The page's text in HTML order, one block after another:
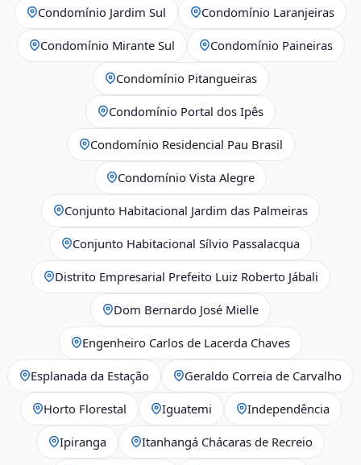
Condomínio Jardim Sul Condomínio Laranjeiras
Condomínio Mirante Sul Condomínio Paineiras
Condomínio Pitangueiras
Condomínio Portal dos Ipês
Condomínio Residencial Pau Brasil
Condomínio Vista Alegre
Conjunto Habitacional Jardim das Palmeiras
Conjunto Habitacional Sílvio Passalacqua
Distrito Empresarial Prefeito Luiz Roberto Jábali
Dom Bernardo José Mielle
Engenheiro Carlos de Lacerda Chaves
Esplanada da Estação Geraldo Correia de Carvalho
Horto Florestal Iguatemi Independência
Ipiranga Itanhangá Chácaras de Recreio